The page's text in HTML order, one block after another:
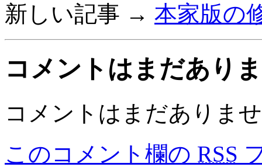
新しい記事 → 本家版の
コメントはまだあり
コメントはまだありま
このコメント欄の RSS